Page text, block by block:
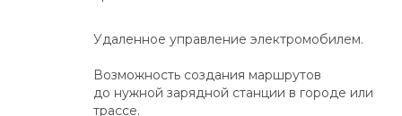
Удаленное управление электромобилем.
Возможность создания маршрутов
до нужной зарядной станции в городе или
трассе.